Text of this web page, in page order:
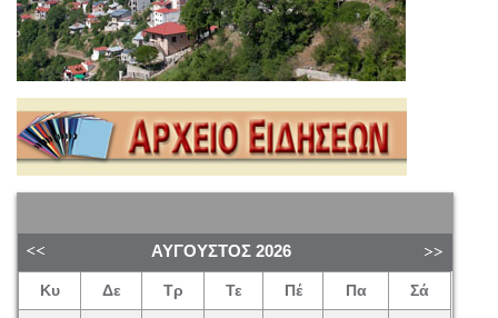
ΑΎΓΟΥΣΤΟΣ 2026
Κυ Δε Τρ Τε Πέ Πα Σά